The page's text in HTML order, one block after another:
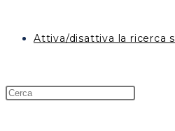
Attiva/disattiva la ricerca